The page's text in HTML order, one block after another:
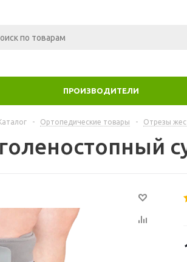
ПРОИЗВОДИТЕЛИ
- Ортопедические товары - Отрезы